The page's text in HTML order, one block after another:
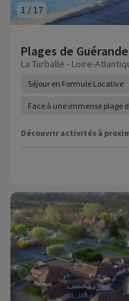
1 /17
Plages de Guérande
La Turballe - Loire-
Séjour en Formule Locative
Face à une immense plage
Découvrir activités à